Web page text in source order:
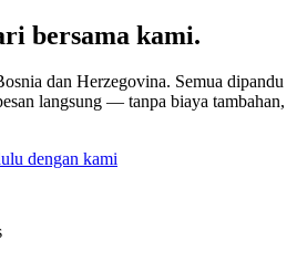
bersama kami.
dan Herzegovina. Semua dipandu
langsung — tanpa biaya tambahan,
dengan kami